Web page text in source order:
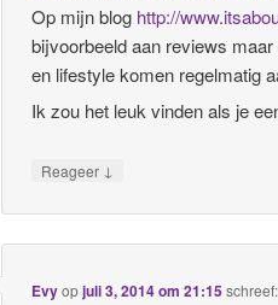
Op mijn blog http://
bijvoorbeeld aan reviews
en lifestyle komen regelmatig
Ik zou het leuk vinden als je
Reageer ↓
Evyopjuli 3, 2014 om 21:15 schreef: